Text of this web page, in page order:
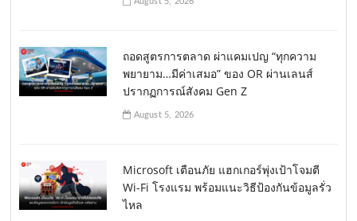
ถอดสูตรการตลาด ผ่าแคมเปญ “ทุกความ
พยายาม…มีค่าเสมอ” ของ OR ผ่านเลนส์
ปรากฏการณ์สังคม Gen Z
August 5, 2026
Microsoft เตือนภัย แฮกเกอร์พุ่งเป้าโจมตี
Wi-Fi โรงแรม พร้อมแนะวิธีป้องกันข้อมูลรั่ว
ไหล